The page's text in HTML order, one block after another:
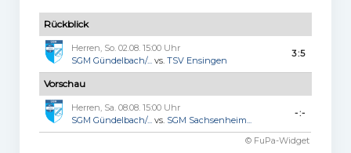
Rückblick
Herren, So. 02.08. 15:00 Uhr
SGM Gündelbach/...vs. TSV Ensingen
3:5
Vorschau
Herren, Sa. 08.08. 15:00 Uhr
SGM Gündelbach/...vs. SGM Sachsenheim...
-:-
© FuPa-Widget